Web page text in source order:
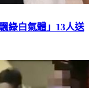
綠白氣體」13人送